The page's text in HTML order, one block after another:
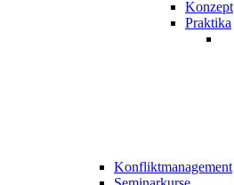
Konzept
Praktika
Konfliktmanagement